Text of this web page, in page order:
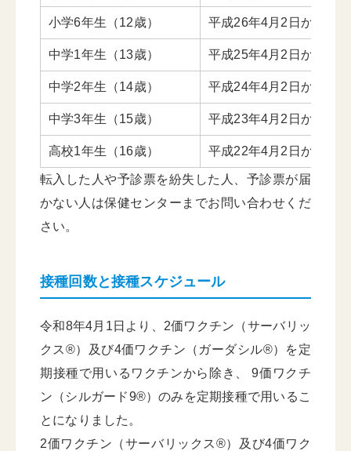
小学6年生（12歳） 平成26年4月2日から平
中学1年生（13歳） 平成25年4月2日から平
中学2年生（14歳） 平成24年4月2日から平
中学3年生（15歳） 平成23年4月2日から平
高校1年生（16歳） 平成22年4月2日から平
転入した人や予診票を紛失した人、予診票が届
かない人は保健センターまでお問い合わせくだ
さい。
接種回数と接種スケジュール
令和8年4月1日より、2価ワクチン（サーバリッ
クス®）及び4価ワクチン（ガーダシル®）を定
期接種で用いるワクチンから除き、 9価ワクチ
ン（シルガード9®）のみを定期接種で用いるこ
とになりました。
2価ワクチン（サーバリックス®）及び4価ワク